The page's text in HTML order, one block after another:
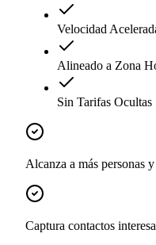
Velocidad
Alineado a Zona
Sin Tarifas Ocultas
Alcanza a más personas
Captura contactos